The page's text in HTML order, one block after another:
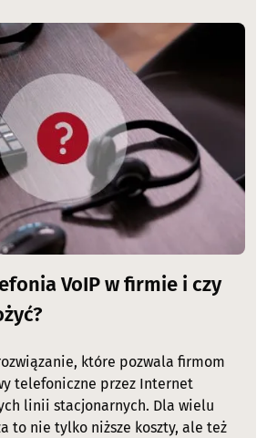
VoIP w firmie i czy
które pozwala firmom
telefoniczne przez Internet
linii stacjonarnych. Dla wielu
to nie tylko niższe koszty, ale też